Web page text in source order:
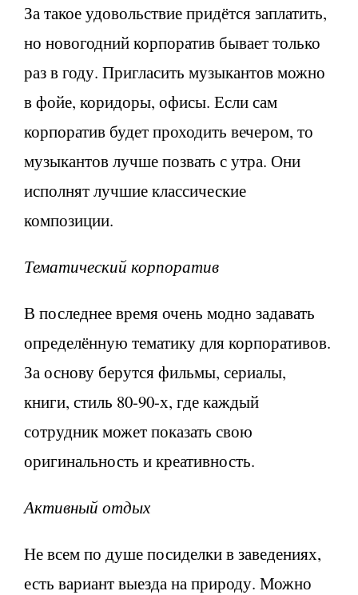
За такое удовольствие придётся заплатить,
но новогодний корпоратив бывает только
раз в году. Пригласить музыкантов можно
в фойе, коридоры, офисы. Если сам
корпоратив будет проходить вечером, то
музыкантов лучше позвать с утра. Они
исполнят лучшие классические
композиции.
Тематический корпоратив
В последнее время очень модно задавать
определённую тематику для корпоративов.
За основу берутся фильмы, сериалы,
книги, стиль 80-90-х, где каждый
сотрудник может показать свою
оригинальность и креативность.
Активный отдых
Не всем по душе посиделки в заведениях,
есть вариант выезда на природу. Можно